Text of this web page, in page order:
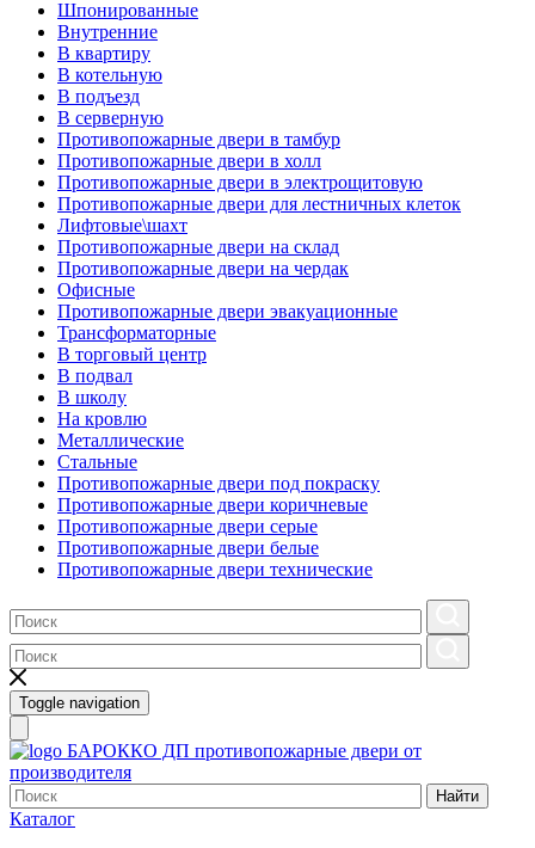
Шпонированные
Внутренние
В квартиру
В котельную
В подъезд
В серверную
Противопожарные двери в тамбур
Противопожарные двери в холл
Противопожарные двери в электрощитовую
Противопожарные двери для лестничных клеток
Лифтовые\шахт
Противопожарные двери на склад
Противопожарные двери на чердак
Офисные
Противопожарные двери эвакуационные
Трансформаторные
В торговый центр
В подвал
В школу
На кровлю
Металлические
Стальные
Противопожарные двери под покраску
Противопожарные двери коричневые
Противопожарные двери серые
Противопожарные двери белые
Противопожарные двери технические
Toggle navigation
БАРОККО ДП противопожарные двери от
производителя
Найти
Каталог